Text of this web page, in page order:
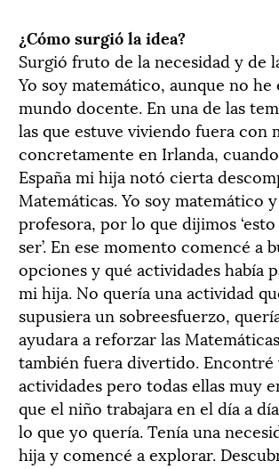
¿Cómo surgió la idea?
Surgió fruto de la necesidad y de
Yo soy matemático, aunque no
mundo docente. En una de las
las que estuve viviendo fuera con
concretamente en Irlanda,
España mi hija notó cierta
Matemáticas. Yo soy matemático
profesora, por lo que dijimos
ser’. En ese momento comencé a
opciones y qué actividades había
mi hija. No quería una actividad
supusiera un sobreesfuerzo,
ayudara a reforzar las
también fuera divertido. Encontré
actividades pero todas ellas muy
que el niño trabajara en el día a
lo que yo quería. Tenía una
hija y comencé a explorar.